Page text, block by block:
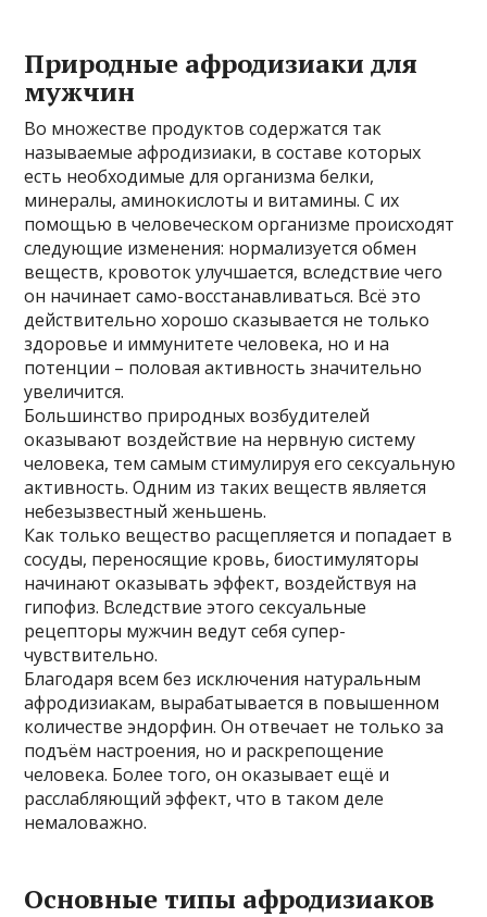
Природные афродизиаки для
мужчин
Во множестве продуктов содержатся так
называемые афродизиаки, в составе которых
есть необходимые для организма белки,
минералы, аминокислоты и витамины. С их
помощью в человеческом организме происходят
следующие изменения: нормализуется обмен
веществ, кровоток улучшается, вследствие чего
он начинает само-восстанавливаться. Всё это
действительно хорошо сказывается не только
здоровье и иммунитете человека, но и на
потенции – половая активность значительно
увеличится.
Большинство природных возбудителей
оказывают воздействие на нервную систему
человека, тем самым стимулируя его сексуальную
активность. Одним из таких веществ является
небезызвестный женьшень.
Как только вещество расщепляется и попадает в
сосуды, переносящие кровь, биостимуляторы
начинают оказывать эффект, воздействуя на
гипофиз. Вследствие этого сексуальные
рецепторы мужчин ведут себя супер-
чувствительно.
Благодаря всем без исключения натуральным
афродизиакам, вырабатывается в повышенном
количестве эндорфин. Он отвечает не только за
подъём настроения, но и раскрепощение
человека. Более того, он оказывает ещё и
расслабляющий эффект, что в таком деле
немаловажно.
Основные типы афродизиаков